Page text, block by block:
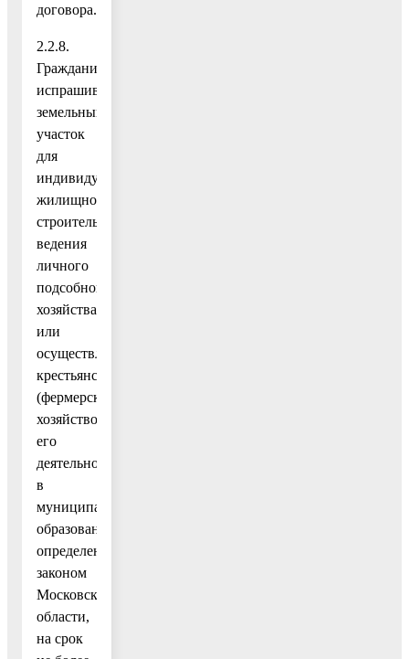
договора.
2.2.8.
Гражданин,
испрашивающий
земельный
участок
для
индивидуального
жилищного
строительства,
ведения
личного
подсобного
хозяйства
или
осуществления
крестьянским
(фермерским)
хозяйством
его
деятельности
в
муниципальных
образованиях,
определенных
законом
Московской
области,
на срок